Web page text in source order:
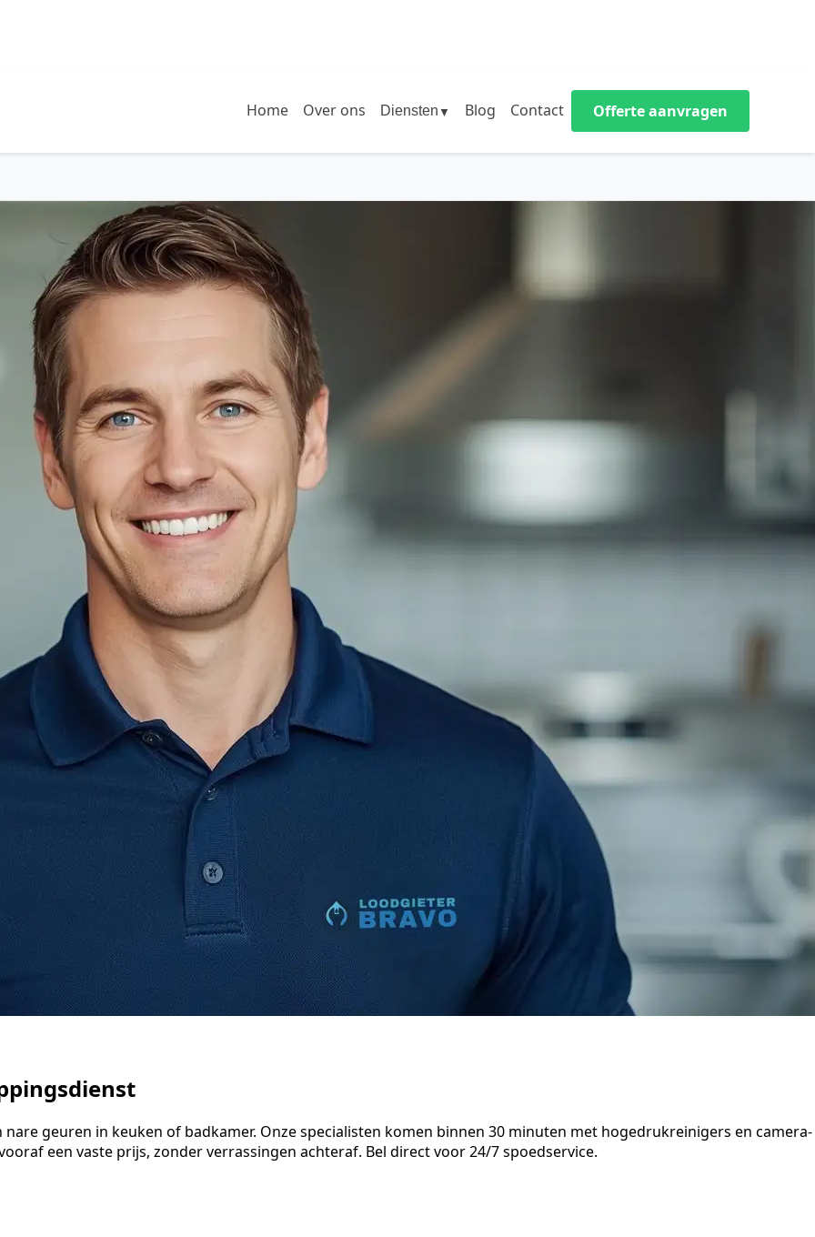
Home Over ons Diensten ▼ Blog Contact Offerte aanvragen
geuren in keuken of badkamer. Onze specialisten komen binnen 30 minuten met hogedrukreinigers en camera-
een vaste prijs, zonder verrassingen achteraf. Bel direct voor 24/7 spoedservice.